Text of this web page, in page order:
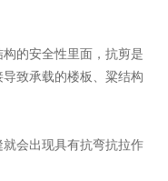
的安全性里面，抗剪是
致承载的楼板、粱结构
会出现具有抗弯抗拉作